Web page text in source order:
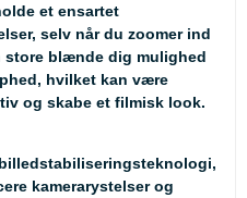
et ensartet
selv når du zoomer ind
store blænde dig mulighed
hvilket kan være
og skabe et filmisk look.
kamerarystelser og